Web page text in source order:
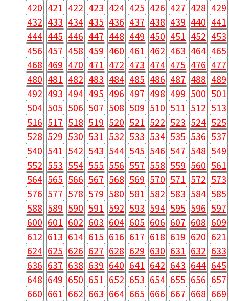
420 421 422 423 424 425 426 427 428 429
432 433 434 435 436 437 438 439 440 441
444 445 446 447 448 449 450 451 452 453
456 457 458 459 460 461 462 463 464 465
468 469 470 471 472 473 474 475 476 477
480 481 482 483 484 485 486 487 488 489
492 493 494 495 496 497 498 499 500 501
504 505 506 507 508 509 510 511 512 513
516 517 518 519 520 521 522 523 524 525
528 529 530 531 532 533 534 535 536 537
540 541 542 543 544 545 546 547 548 549
552 553 554 555 556 557 558 559 560 561
564 565 566 567 568 569 570 571 572 573
576 577 578 579 580 581 582 583 584 585
588 589 590 591 592 593 594 595 596 597
600 601 602 603 604 605 606 607 608 609
612 613 614 615 616 617 618 619 620 621
624 625 626 627 628 629 630 631 632 633
636 637 638 639 640 641 642 643 644 645
648 649 650 651 652 653 654 655 656 657
660 661 662 663 664 665 666 667 668 669